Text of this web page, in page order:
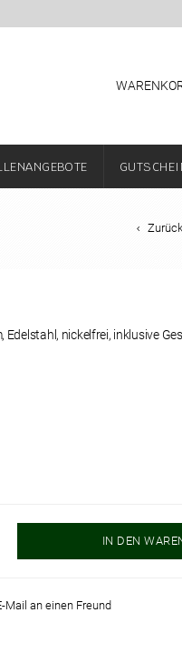
Edelstahl, nickelfrei,
IN DEN
Mail an einen Freund